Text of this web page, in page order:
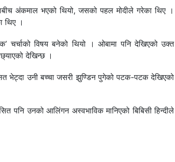
अंकमाल भएको थियो, जसको पहल मोदीले गरेका थिए ।
थिए ।
चर्चाको विषय बनेको थियो । ओबामा पनि देखिएको उक्त
देखिन्छ ।
भेट्दा उनी बच्चा जसरी झुण्डिन पुगेको पटक-पटक देखिएको
पनि उनको आलिंगन अस्वभाविक मानिएको बिबिसी हिन्दीले